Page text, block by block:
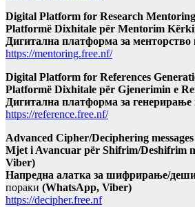
Digital Platform for Research Mentoring
Platformë Dixhitale për Mentorim
Дигитална платформа за
https://mentoring.free.nf/
Digital Platform for References
Platformë Dixhitale për Gjenerimin e
Дигитална платформа за генерирање
https://reference.free.nf/
Advanced Cipher/Deciphering
Mjet i Avancuar për Shifrim/Deshifrim
Viber)
Напредна алатка за шифрирање/
пораки (WhatsApp, Viber)
https://decipher.free.nf